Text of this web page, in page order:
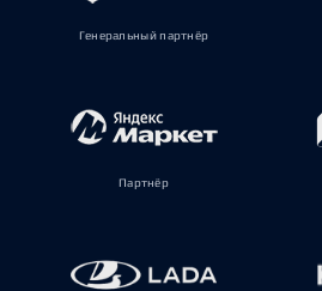
Генеральный партнёр
Партнёр